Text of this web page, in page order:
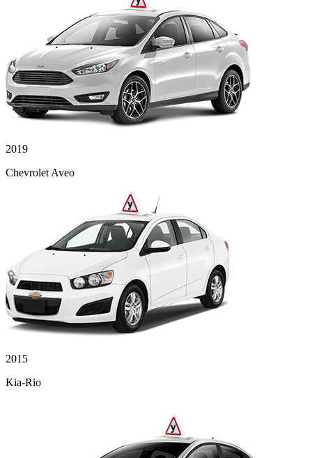
2019
Chevrolet Aveo
2015
Kia-Rio